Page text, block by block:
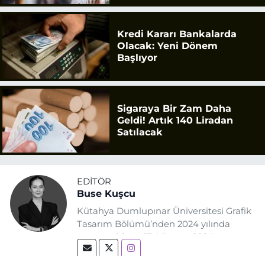
Kredi Kararı Bankalarda
Olacak: Yeni Dönem
Başlıyor
Sigaraya Bir Zam Daha
Geldi! Artık 140 Liradan
Satılacak
EDITÖR
Buse Kuşcu
Kütahya Dumlupınar Üniversitesi Grafik
Tasarım Bölümü’nden 2024 yılında
mezun oldum. 17 Ağustos 2024
tarihinde, Grafik Tasarım alanında staj